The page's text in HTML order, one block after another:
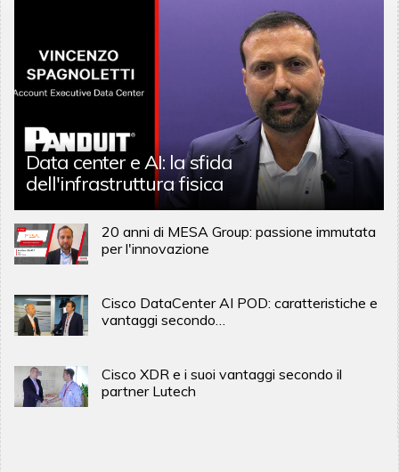
Data center e AI: la sfida
dell'infrastruttura fisica
20 anni di MESA Group: passione immutata
per l'innovazione
Cisco DataCenter AI POD: caratteristiche e
vantaggi secondo…
Cisco XDR e i suoi vantaggi secondo il
partner Lutech